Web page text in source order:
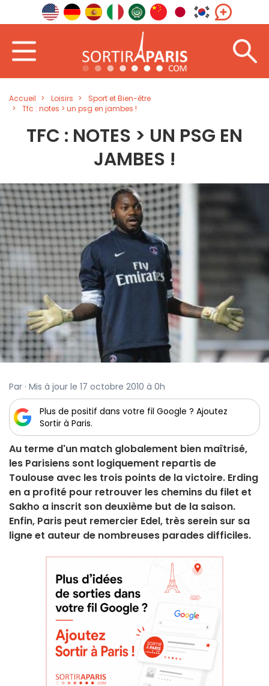
Accueil Loisirs
Sport et Bien-être
Tfc : notes > un psg en jambes !
TFC : NOTES > UN PSG EN
JAMBES !
Par · Mis à jour le 17 octobre 2010 à 0h
Plus de positif dans votre fil Google ? Ajoutez
Sortir à Paris.
Au terme d'un match globalement bien maîtrisé,
les Parisiens sont logiquement repartis de
Toulouse avec les trois points de la victoire. Erding
en a profité pour retrouver les chemins du filet et
Sakho a inscrit son deuxième but de la saison.
Enfin, Paris peut remercier Edel, très serein sur sa
ligne et auteur de nombreuses parades difficiles.